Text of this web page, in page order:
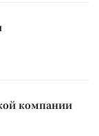
компании